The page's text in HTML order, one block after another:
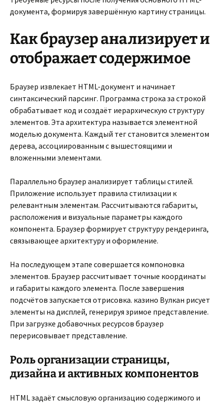
документа, формируя завершённую картину страницы.
Как браузер анализирует и
отображает содержимое
Браузер извлекает HTML-документ и начинает
синтаксический парсинг. Программа строка за строкой
обрабатывает код и создаёт иерархическую структуру
элементов. Эта архитектура называется элементной
моделью документа. Каждый тег становится элементом
дерева, ассоциированным с вышестоящими и
вложенными элементами.
Параллельно браузер анализирует таблицы стилей.
Приложение использует правила стилизации к
релевантным элементам. Рассчитываются габариты,
расположения и визуальные параметры каждого
компонента. Браузер формирует структуру рендеринга,
связывающее архитектуру и оформление.
На последующем этапе совершается компоновка
элементов. Браузер рассчитывает точные координаты
и габариты каждого элемента. После завершения
подсчётов запускается отрисовка. казино Вулкан рисует
элементы на дисплей, генерируя зримое представление.
При загрузке добавочных ресурсов браузер
перерисовывает представление.
Роль организации страницы,
дизайна и активных компонентов
HTML задаёт смысловую организацию содержимого и